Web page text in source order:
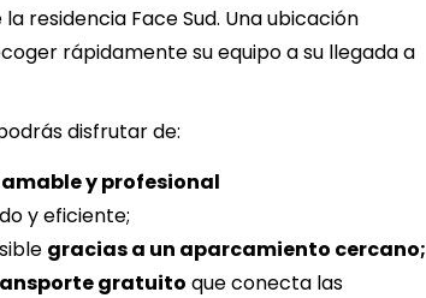
residencia Face Sud. Una ubicación
rápidamente su equipo a su llegada a
disfrutar de:
y profesional
y eficiente;
gracias a un aparcamiento cercano;
gratuito que conecta las